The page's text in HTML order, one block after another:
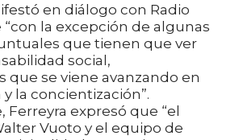
en diálogo con Radio
“con la excepción de algunas
que tienen que ver
social,
que se viene avanzando en
la concientización”.
Ferreyra expresó que “el
Vuoto y el equipo de